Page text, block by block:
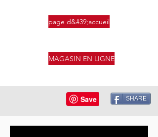
page d&#39;accueil
MAGASIN EN LIGNE
SHARE